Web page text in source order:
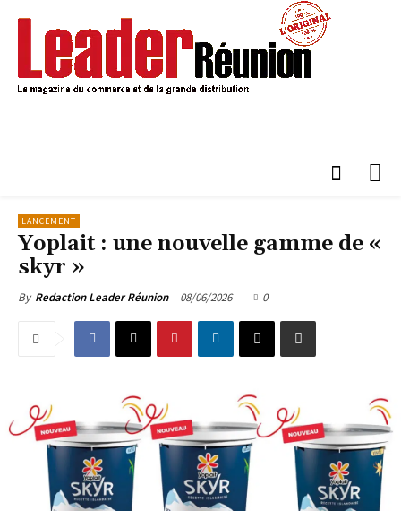
LANCEMENT
Yoplait : une nouvelle gamme de «
skyr »
By Redaction Leader Réunion 08/06/2026 0